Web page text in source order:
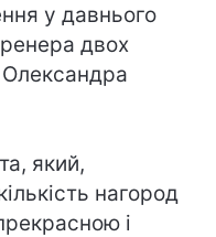
у давнього
двох
Олександра
який,
нагород
і